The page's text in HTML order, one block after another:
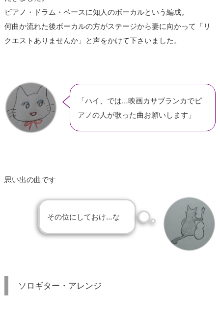
ピアノ・ドラム・ベースに知人のボーカルという編成。
何曲か流れた後ボーカルの方がステージから妻に向かって「リ
クエストありませんか」と声をかけて下さいました。
「ハイ、では…映画カサブランカでピ
アノの人が歌った曲お願いします」
思い出の曲です
その位にしておけ…な
ソロギター・アレンジ